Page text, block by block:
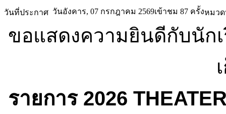
วันที่ประกาศ วันอังคาร, 07 กรกฎาคม 2569เข้าชม 87 ครั้งหมว
ขอแสดงความยินดีกับนัก
รายการ 2026